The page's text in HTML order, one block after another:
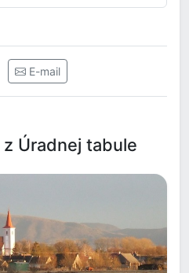
E-mail
Úradnej tabule